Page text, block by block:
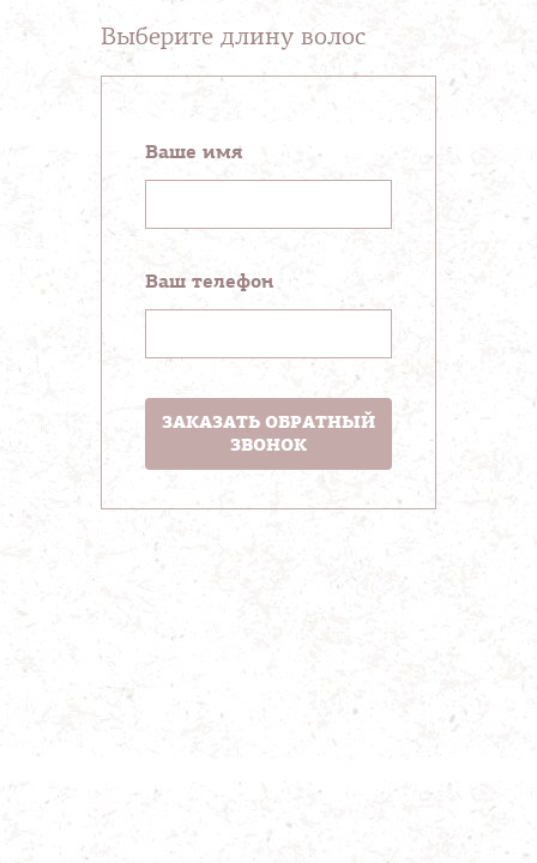
Выберите длину волос
Ваше имя
Ваш телефон